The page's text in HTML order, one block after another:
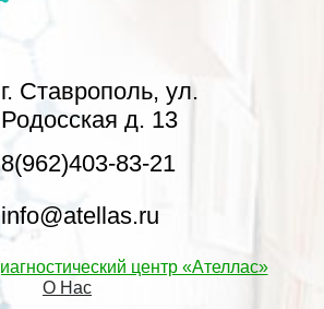
г. Ставрополь, ул.
Родосская д. 13
8(962)403-83-21
info@atellas.ru
О Нас